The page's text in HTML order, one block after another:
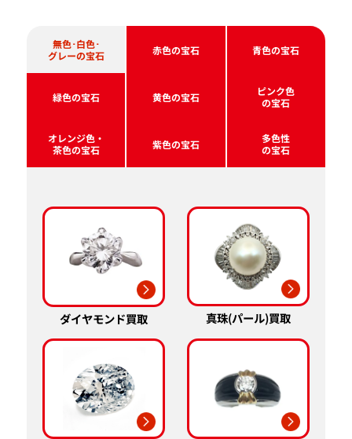
無色･白色･
グレーの宝石
赤色の宝石 青色の宝石
緑色の宝石 黄色の宝石
ピンク色
の宝石
オレンジ色・
茶色の宝石
紫色の宝石
多色性
の宝石
ダイヤモンド買取 真珠(パール)買取